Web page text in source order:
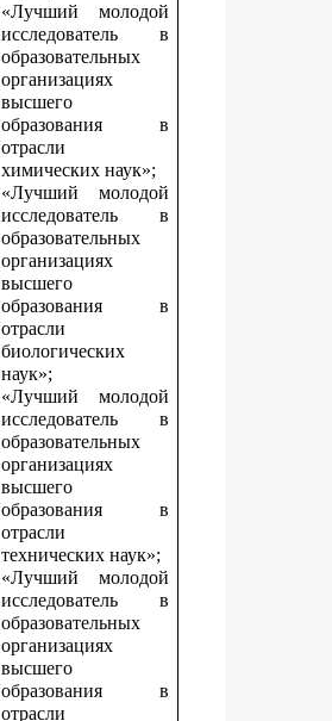
«Лучший молодой
исследователь в
образовательных
организациях
высшего
образования в
отрасли
химических наук»;
«Лучший молодой
исследователь в
образовательных
организациях
высшего
образования в
отрасли
биологических
наук»;
«Лучший молодой
исследователь в
образовательных
организациях
высшего
образования в
отрасли
технических наук»;
«Лучший молодой
исследователь в
образовательных
организациях
высшего
образования в
отрасли